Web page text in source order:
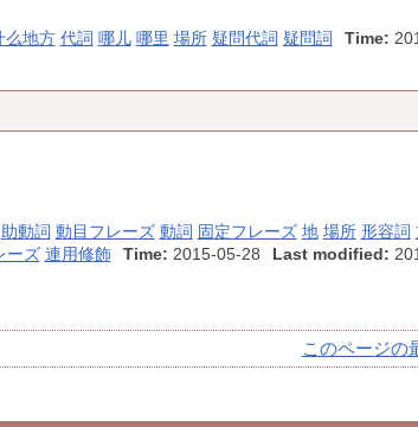
么地方 代詞 哪儿 哪里 場所 疑問代詞 疑問詞 Time:
助動詞 動目フレーズ 動詞 固定フレーズ 地 場所 形容詞
ーズ 連用修飾 Time: 2015-05-28 Last modified:
このページの